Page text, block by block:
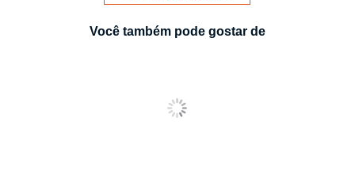
Você também pode gostar de